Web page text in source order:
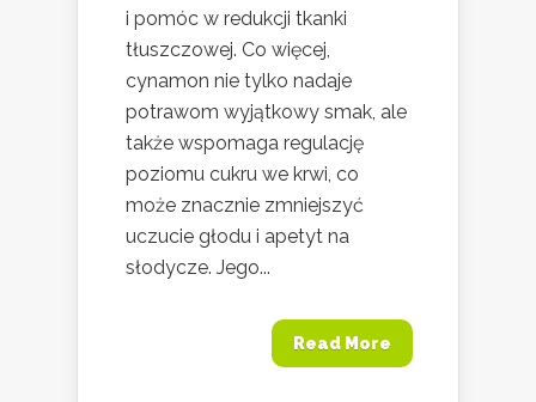
i pomóc w redukcji tkanki
tłuszczowej. Co więcej,
cynamon nie tylko nadaje
potrawom wyjątkowy smak, ale
także wspomaga regulację
poziomu cukru we krwi, co
może znacznie zmniejszyć
uczucie głodu i apetyt na
słodycze. Jego...
Read More